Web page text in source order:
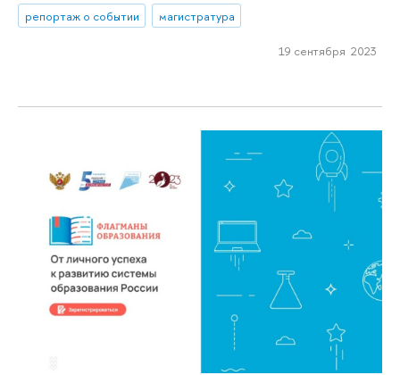
репортаж о событии
магистратура
19 сентября 2023